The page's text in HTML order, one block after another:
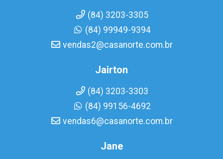
(84) 3203-3305
(84) 99949-9394
vendas2@casanorte.com.br
Jairton
(84) 3203-3303
(84) 99156-4692
vendas6@casanorte.com.br
Jane